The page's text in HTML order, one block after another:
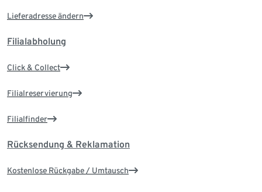
Lieferadresse ändern
Filialabholung
Click & Collect
Filialreservierung
Filialfinder
Rücksendung & Reklamation
Kostenlose Rückgabe / Umtausch